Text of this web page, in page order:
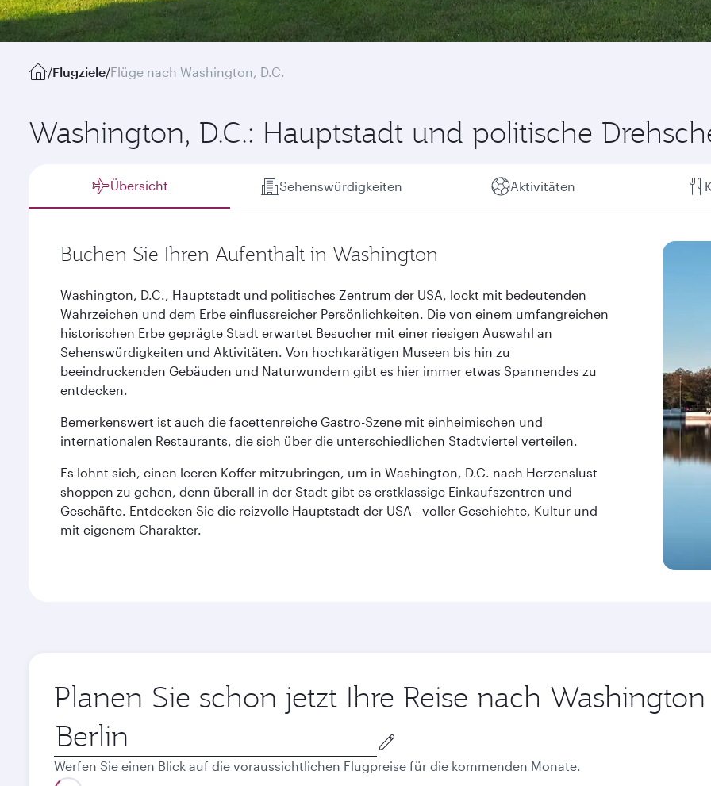
/Flugziele/Flüge nach Washington, D.C.
Washington, D.C.: Hauptstadt und politische
Übersicht Sehenswürdigkeiten Aktivitäten
Buchen Sie Ihren Aufenthalt in Washington
Washington, D.C., Hauptstadt und politisches Zentrum der USA, lockt mit bedeutenden
Wahrzeichen und dem Erbe einflussreicher Persönlichkeiten. Die von einem umfangreichen
historischen Erbe geprägte Stadt erwartet Besucher mit einer riesigen Auswahl an
Sehenswürdigkeiten und Aktivitäten. Von hochkarätigen Museen bis hin zu
beeindruckenden Gebäuden und Naturwundern gibt es hier immer etwas Spannendes zu
entdecken.
Bemerkenswert ist auch die facettenreiche Gastro-Szene mit einheimischen und
internationalen Restaurants, die sich über die unterschiedlichen Stadtviertel verteilen.
Es lohnt sich, einen leeren Koffer mitzubringen, um in Washington, D.C. nach Herzenslust
shoppen zu gehen, denn überall in der Stadt gibt es erstklassige Einkaufszentren und
Geschäfte. Entdecken Sie die reizvolle Hauptstadt der USA - voller Geschichte, Kultur und
mit eigenem Charakter.
Planen Sie schon jetzt Ihre Reise nach
Abflugort
Werfen Sie einen Blick auf die voraussichtlichen Flugpreise für die kommenden Monate.